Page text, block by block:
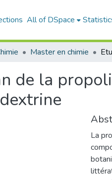
All of DSpace
Master en chimie
de la
La